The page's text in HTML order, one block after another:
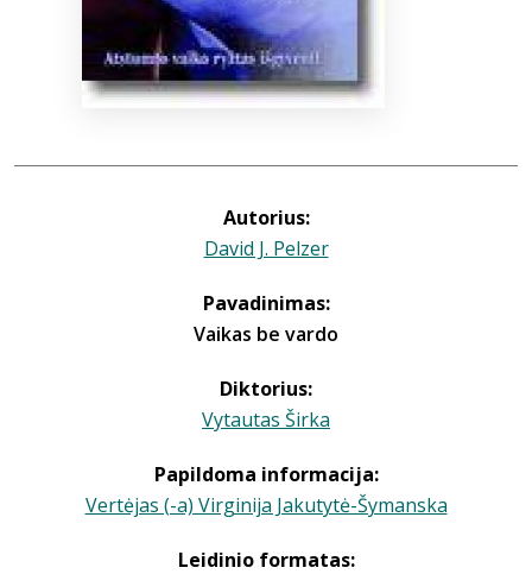
Autorius:
David J. Pelzer
Pavadinimas:
Vaikas be vardo
Diktorius:
Vytautas Širka
Papildoma informacija:
Vertėjas (-a) Virginija Jakutytė-Šymanska
Leidinio formatas: